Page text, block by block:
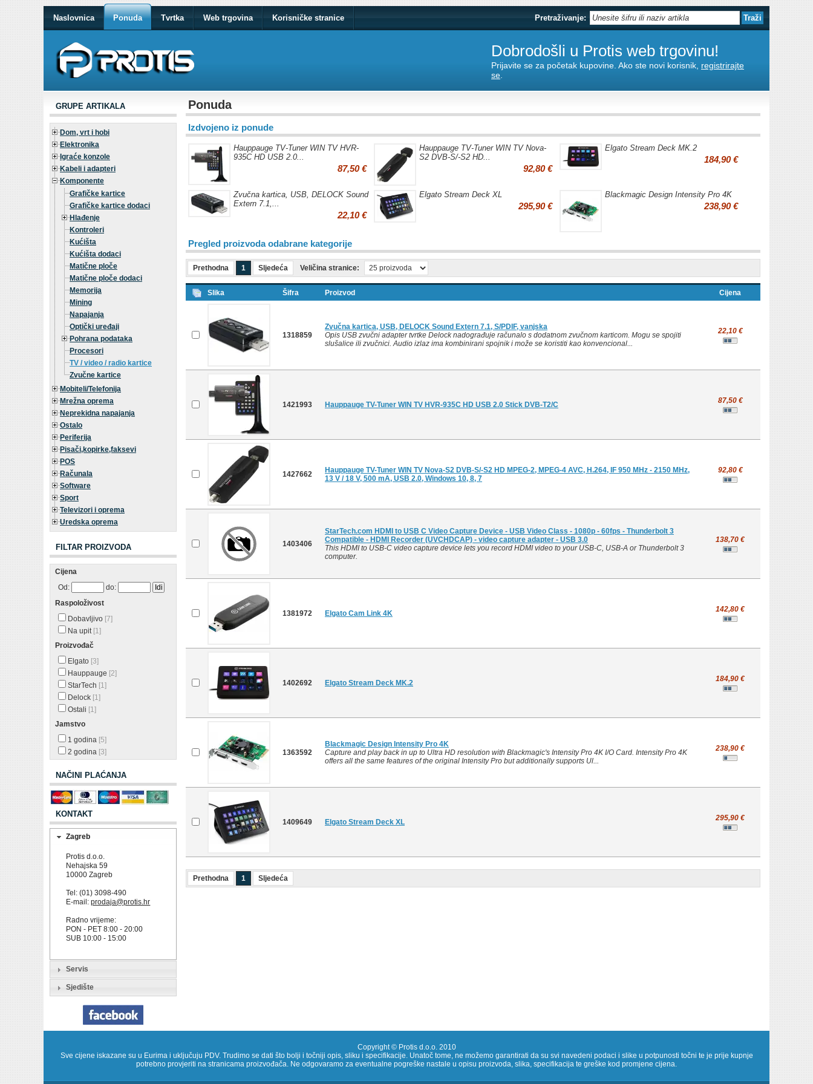
Naslovnica Ponuda Tvrtka Web trgovina Korisničke stranice Pretraživanje:
Dobrodošli u Protis web trgovinu!
Prijavite se za početak kupovine. Ako ste novi korisnik, registrirajte
se
GRUPE ARTIKALA
Dom, vrt i hobi
Elektronika
Igraće konzole
Kabeli i adapteri
Komponente
Grafičke kartice
Grafičke kartice dodaci
Hlađenje
Kontroleri
Kućišta
Kućišta dodaci
Matične ploče
Matične ploče dodaci
Memorija
Mining
Napajanja
Optički uređaji
Pohrana podataka
Procesori
TV / video / radio kartice
Zvučne kartice
Mobiteli/Telefonija
Mrežna oprema
Neprekidna napajanja
Ostalo
Periferija
Pisači,kopirke,faksevi
POS
Računala
Software
Sport
Televizori i oprema
Uredska oprema
FILTAR PROIZVODA
Cijena
Od:
do:
Raspoloživost
Dobavljivo [7]
Na upit [1]
Proizvođač
Elgato [3]
Hauppauge [2]
StarTech [1]
Delock [1]
Ostali [1]
Jamstvo
1 godina [5]
2 godina [3]
NAČINI PLAĆANJA
KONTAKT
Zagreb
Protis d.o.o.
Nehajska 59
10000 Zagreb
Tel: (01) 3098-490
E-mail:prodaja@protis.hr
Radno vrijeme:
PON - PET 8:00 - 20:00
SUB 10:00 - 15:00
Servis
Sjedište
Ponuda
Izdvojeno iz ponude
Hauppauge TV-Tuner WIN TV HVR-
935C HD USB 2.0...
87,50 €
Hauppauge TV-Tuner WIN TV Nova-
S2 DVB-S/-S2 HD...
92,80 €
Elgato Stream Deck MK.2
184,90 €
Zvučna kartica, USB, DELOCK Sound
Extern 7.1,...
22,10 €
Elgato Stream Deck XL
295,90 €
Blackmagic Design Intensity Pro 4K
238,90 €
Pregled proizvoda odabrane kategorije
Prethodna 1 Sljedeća Veličina stranice:
Slika Šifra Proizvod Cijena
1318859
Zvučna kartica, USB, DELOCK Sound Extern 7.1, S/PDIF, vanjska
Opis USB zvučni adapter tvrtke Delock nadograđuje računalo s dodatnom zvučnom karticom. Mogu se spojiti
slušalice ili zvučnici. Audio izlaz ima kombinirani spojnik i može se koristiti kao konvencional...
22,10 €
1421993 Hauppauge TV-Tuner WIN TV HVR-935C HD USB 2.0 Stick DVB-T2/C 87,50 €
1427662
Hauppauge TV-Tuner WIN TV Nova-S2 DVB-S/-S2 HD MPEG-2, MPEG-4 AVC, H.264, IF 950 MHz - 2150 MHz,
13 V / 18 V, 500 mA, USB 2.0, Windows 10, 8, 7
92,80 €
1403406
StarTech.com HDMI to USB C Video Capture Device - USB Video Class - 1080p - 60fps - Thunderbolt 3
Compatible - HDMI Recorder (UVCHDCAP) - video capture adapter - USB 3.0
This HDMI to USB-C video capture device lets you record HDMI video to your USB-C, USB-A or Thunderbolt 3
computer.
138,70 €
1381972 Elgato Cam Link 4K 142,80 €
1402692 Elgato Stream Deck MK.2 184,90 €
1363592
Blackmagic Design Intensity Pro 4K
Capture and play back in up to Ultra HD resolution with Blackmagic's Intensity Pro 4K I/O Card. Intensity Pro 4K
offers all the same features of the original Intensity Pro but additionally supports Ul...
238,90 €
1409649 Elgato Stream Deck XL 295,90 €
Prethodna 1 Sljedeća
Copyright © Protis d.o.o. 2010
Sve cijene iskazane su u Eurima i uključuju PDV. Trudimo se dati što bolji i točniji opis, sliku i specifikacije. Unatoč tome, ne možemo garantirati da su svi navedeni podaci i slike u potpunosti točni te je prije kupnje
potrebno provjeriti na stranicama proizvođača. Ne odgovaramo za eventualne pogreške nastale u opisu proizvoda, slika, specifikacija te greške kod promjene cijena.